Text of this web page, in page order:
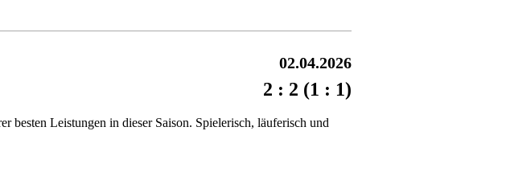
02.04.2026
2 : 2 (1 : 1)
besten Leistungen in dieser Saison. Spielerisch, läuferisch und